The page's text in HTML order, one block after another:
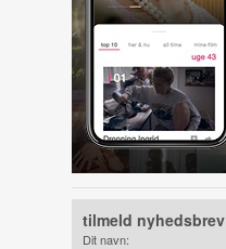
tilmeld nyhedsbrev
Dit navn: